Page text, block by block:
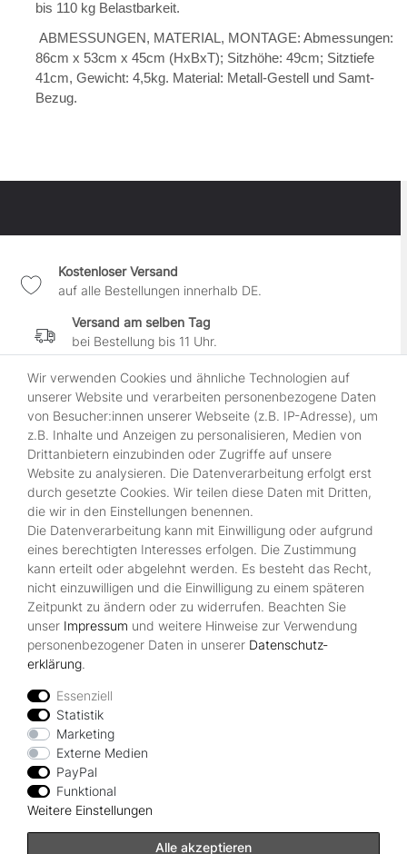
bis 110 kg Belastbarkeit.
ABMESSUNGEN, MATERIAL, MONTAGE: Abmessungen:
86cm x 53cm x 45cm (HxBxT); Sitzhöhe: 49cm; Sitztiefe
41cm, Gewicht: 4,5kg. Material: Metall-Gestell und Samt-
Bezug.
Kostenloser Versand
auf alle Bestellungen innerhalb DE.
Versand am selben Tag
bei Bestellung bis 11 Uhr.
30 Tage Widerrufsrecht
wenn es Dir nicht gefällt.
100% sichere Zahlung
durch SSL-gesicherte Kasse.
Shop
Kontakt
Über Uns
Zahlungsmöglichkeiten
Rechtliches
Widerrufsrecht
Impressum
Datenschutzerklärung
AGB
Vertrag widerrufen
Zahlungsarten
Wir verwenden Cookies und ähnliche Technologien auf
unserer Website und verarbeiten personenbezogene Daten
von Besucher:innen unserer Webseite (z.B. IP-Adresse), um
z.B. Inhalte und Anzeigen zu personalisieren, Medien von
Drittanbietern einzubinden oder Zugriffe auf unsere
Website zu analysieren. Die Datenverarbeitung erfolgt erst
durch gesetzte Cookies. Wir teilen diese Daten mit Dritten,
die wir in den Einstellungen benennen.
Die Datenverarbeitung kann mit Einwilligung oder aufgrund
eines berechtigten Interesses erfolgen. Die Zustimmung
kann erteilt oder abgelehnt werden. Es besteht das Recht,
nicht einzuwilligen und die Einwilligung zu einem späteren
Zeitpunkt zu ändern oder zu widerrufen. Beachten Sie
unser Impressum und weitere Hinweise zur Verwendung
personenbezogener Daten in unserer Daten­schutz­
erklärung.
Essenziell
Statistik
Marketing
Externe Medien
PayPal
Funktional
Weitere Einstellungen
Alle akzeptieren